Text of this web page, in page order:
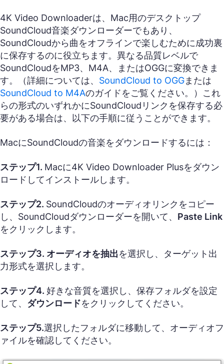
4K Video Downloaderは、Mac用のデスクトップ
SoundCloud音楽ダウンローダーでもあり、
SoundCloudから曲をオフラインで楽しむために成功裏
に保存するのに役立ちます。異なる品質レベルで
SoundCloudをMP3、M4A、またはOGGに変換できま
す。（詳細については、 SoundCloud to OGGまたは
SoundCloud to M4Aのガイドをご覧ください。）これ
らの形式のいずれかにSoundCloudリンクを保存する必
要がある場合は、以下の手順に従うことができます。
MacにSoundCloudの音楽をダウンロードするには：
ステップ1. Macに4K Video Downloader Plusをダウン
ロードしてインストールします。
ステップ2. SoundCloudのオーディオリンクをコピー
し、SoundCloudダウンローダーを開いて、 Paste Link
をクリックします。
ステップ3. オーディオを抽出を選択し、ターゲット出
力形式を選択します。
ステップ4. 好きな音質を選択し、保存フォルダを設定
して、 ダウンロードをクリックしてください。
ステップ5.選択したフォルダに移動して、オーディオフ
ァイルを確認してください。